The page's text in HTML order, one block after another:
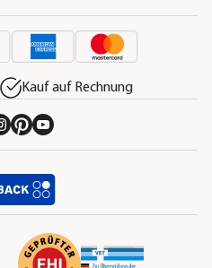
Kauf auf Rechnung